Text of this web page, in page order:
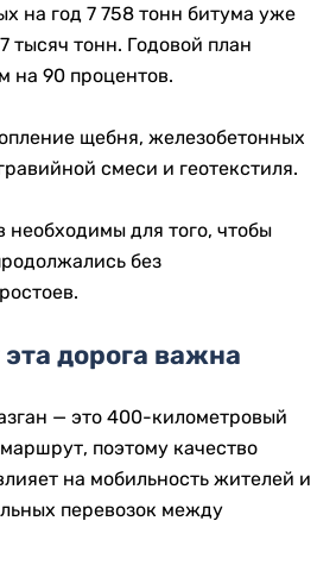
на год 7 758 тонн битума уже
тысяч тонн. Годовой план
на 90 процентов.
щебня, железобетонных
смеси и геотекстиля.
необходимы для того, чтобы
без
дорога важна
— это 400-километровый
поэтому качество
на мобильность жителей и
перевозок между